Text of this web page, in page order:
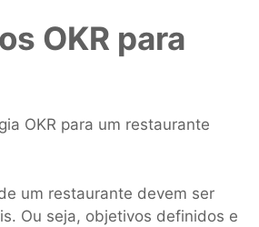
OKR para
OKR para um restaurante
um restaurante devem ser
Ou seja, objetivos definidos e